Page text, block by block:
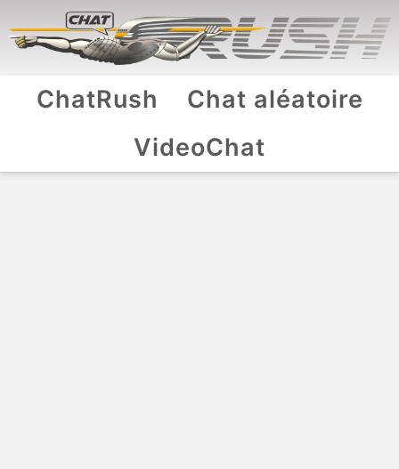
ChatRush
Chat aléatoire
VideoChat